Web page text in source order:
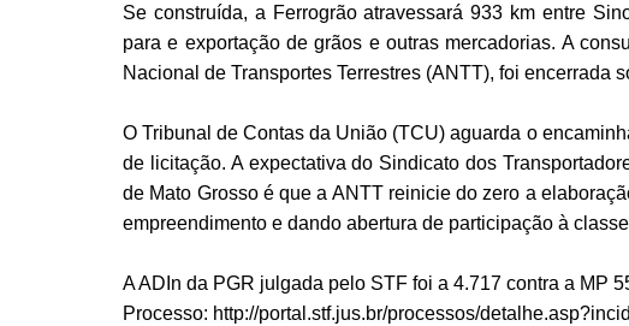
Se construída, a Ferrogrão atravessará 933 km entre
para e exportação de grãos e outras mercadorias. A
Nacional de Transportes Terrestres (ANTT), foi encerrada
O Tribunal de Contas da União (TCU) aguarda o
de licitação. A expectativa do Sindicato dos
de Mato Grosso é que a ANTT reinicie do zero a
empreendimento e dando abertura de participação à
A ADIn da PGR julgada pelo STF foi a 4.717 contra a MP
Processo: http://portal.stf.jus.br/processos/